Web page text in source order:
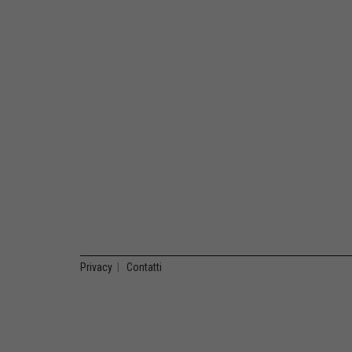
Privacy Contatti